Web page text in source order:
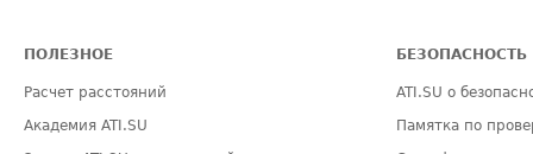
ПОЛЕЗНОЕ
Расчет расстояний
Академия ATI.SU
БЕЗОПАСНОСТЬ
ATI.SU о
Памятка по